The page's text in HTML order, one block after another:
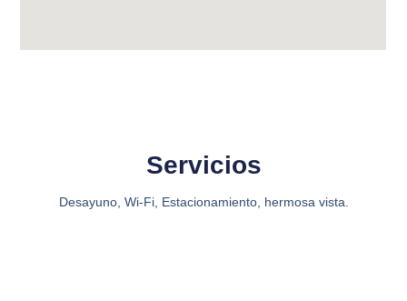
Servicios
Desayuno, Wi-Fi, Estacionamiento, hermosa vista.